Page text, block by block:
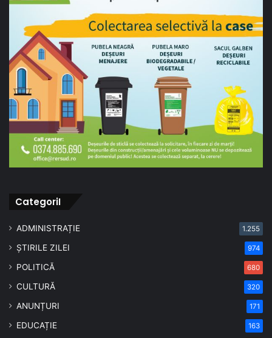
CategoriI
ADMINISTRAȚIE 1.255
ȘTIRILE ZILEI 974
POLITICĂ 680
CULTURĂ 320
ANUNȚURI 171
EDUCAȚIE 163